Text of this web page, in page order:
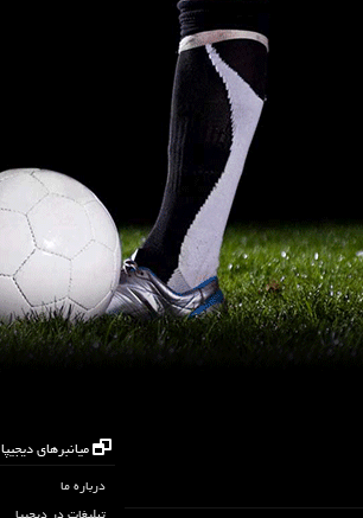
میانبرهای دیجیپا
درباره ما